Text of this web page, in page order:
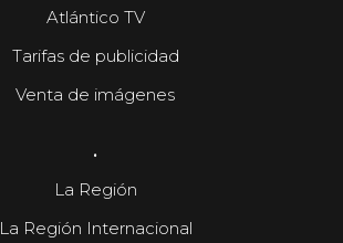
Atlántico TV
Tarifas de publicidad
Venta de imágenes
.
La Región
La Región Internacional